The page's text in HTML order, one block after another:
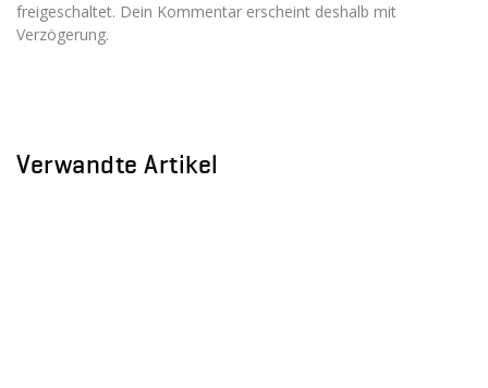
freigeschaltet. Dein Kommentar erscheint deshalb mit
Verzögerung.
Verwandte Artikel